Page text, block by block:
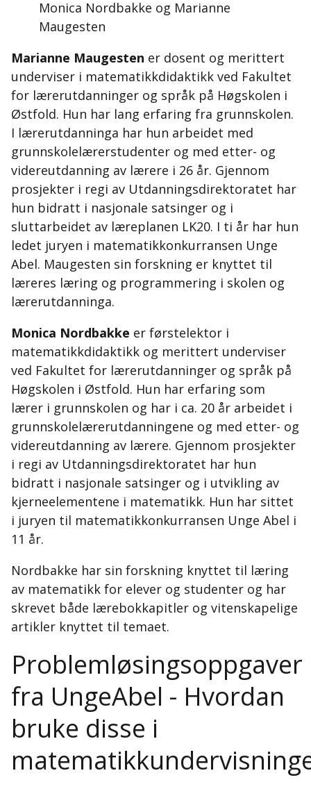
Monica Nordbakke og Marianne
Maugesten
Marianne Maugesten er dosent og merittert
underviser i matematikkdidaktikk ved Fakultet
for lærerutdanninger og språk på Høgskolen i
Østfold. Hun har lang erfaring fra grunnskolen.
I lærerutdanninga har hun arbeidet med
grunnskolelærerstudenter og med etter- og
videreutdanning av lærere i 26 år. Gjennom
prosjekter i regi av Utdanningsdirektoratet har
hun bidratt i nasjonale satsinger og i
sluttarbeidet av læreplanen LK20. I ti år har hun
ledet juryen i matematikkonkurransen Unge
Abel. Maugesten sin forskning er knyttet til
læreres læring og programmering i skolen og
lærerutdanninga.
Monica Nordbakke er førstelektor i
matematikkdidaktikk og merittert underviser
ved Fakultet for lærerutdanninger og språk på
Høgskolen i Østfold. Hun har erfaring som
lærer i grunnskolen og har i ca. 20 år arbeidet i
grunnskolelærerutdanningene og med etter- og
videreutdanning av lærere. Gjennom prosjekter
i regi av Utdanningsdirektoratet har hun
bidratt i nasjonale satsinger og i utvikling av
kjerneelementene i matematikk. Hun har sittet
i juryen til matematikkonkurransen Unge Abel i
11 år.
Nordbakke har sin forskning knyttet til læring
av matematikk for elever og studenter og har
skrevet både lærebokkapitler og vitenskapelige
artikler knyttet til temaet.
Problemløsingsoppgaver
fra UngeAbel - Hvordan
bruke disse i